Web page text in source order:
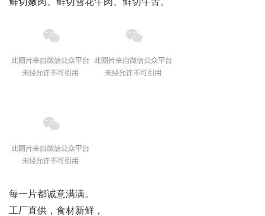
每一片都诚意满满。
工厂直供，食材新鲜，